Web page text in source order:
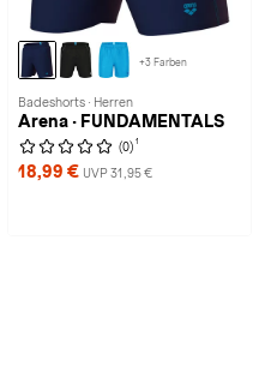
+3 Farben
Badeshorts · Herren
Arena · FUNDAMENTALS
(0) 1
18,99 € UVP 31,95 €